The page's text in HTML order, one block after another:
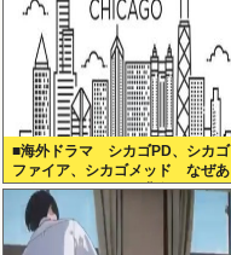
■海外ドラマ シカゴPD、シカゴ
ファイア、シカゴメッド なぜあ
の人は、あそこまで背負うのか